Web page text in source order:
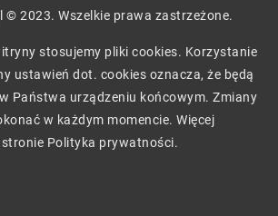
© 2023. Wszelkie prawa zastrzeżone.
stosujemy pliki cookies. Korzystanie
ustawień dot. cookies oznacza, że będą
Państwa urządzeniu końcowym. Zmiany
w każdym momencie. Więcej
Polityka prywatności.